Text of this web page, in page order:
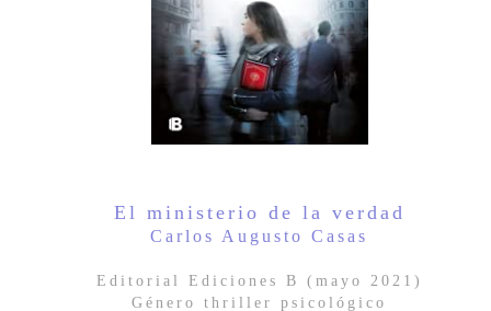
El ministerio de la verdad
Carlos Augusto Casas
Editorial Ediciones B (mayo 2021)
Género thriller psicológico